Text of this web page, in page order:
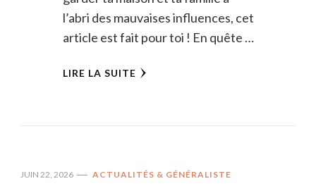
l’abri des mauvaises influences, cet
article est fait pour toi ! En quête …
LIRE LA SUITE
JUIN 22, 2026 ACTUALITÉS & GÉNÉRALISTE